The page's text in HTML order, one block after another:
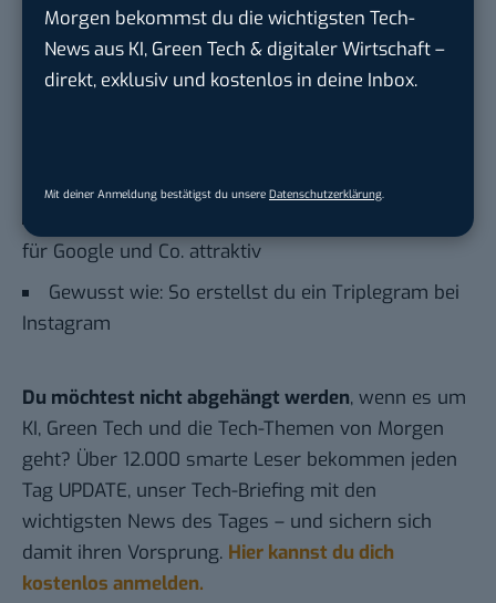
Morgen bekommst du die wichtigsten Tech-
News aus KI, Green Tech & digitaler Wirtschaft –
direkt, exklusiv und kostenlos in deine Inbox.
Mit deiner Anmeldung bestätigst du unsere Datenschutzerklärung.
Hier basicthinking.de hinzufügen
Auch interessant:
für Google und Co. attraktiv
Gewusst wie: So erstellst du ein Triplegram bei
Instagram
Du möchtest nicht abgehängt werden, wenn es um
KI, Green Tech und die Tech-Themen von Morgen
geht? Über 12.000 smarte Leser bekommen jeden
Tag UPDATE, unser Tech-Briefing mit den
wichtigsten News des Tages – und sichern sich
damit ihren Vorsprung. Hier kannst du dich
kostenlos anmelden.